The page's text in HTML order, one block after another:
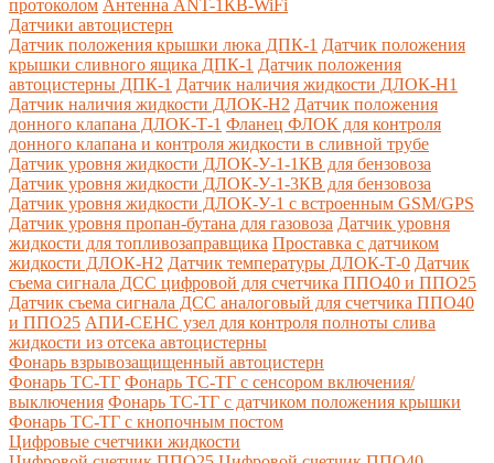
протоколом Антенна ANT-1КВ-WiFi
Датчики автоцистерн
Датчик положения крышки люка ДПК-1 Датчик положения
крышки сливного ящика ДПК-1 Датчик положения
автоцистерны ДПК-1 Датчик наличия жидкости ДЛОК-Н1
Датчик наличия жидкости ДЛОК-Н2 Датчик положения
донного клапана ДЛОК-Т-1 Фланец ФЛОК для контроля
донного клапана и контроля жидкости в сливной трубе
Датчик уровня жидкости ДЛОК-У-1-1КВ для бензовоза
Датчик уровня жидкости ДЛОК-У-1-3КВ для бензовоза
Датчик уровня жидкости ДЛОК-У-1 с встроенным GSM/GPS
Датчик уровня пропан-бутана для газовоза Датчик уровня
жидкости для топливозаправщика Проставка с датчиком
жидкости ДЛОК-Н2 Датчик температуры ДЛОК-Т-0 Датчик
съема сигнала ДСС цифровой для счетчика ППО40 и ППО25
Датчик съема сигнала ДСС аналоговый для счетчика ППО40
и ППО25 АПИ-СЕНС узел для контроля полноты слива
жидкости из отсека автоцистерны
Фонарь взрывозащищенный автоцистерн
Фонарь ТС-ТГ Фонарь ТС-ТГ с сенсором включения/
выключения Фонарь ТС-ТГ с датчиком положения крышки
Фонарь ТС-ТГ с кнопочным постом
Цифровые счетчики жидкости